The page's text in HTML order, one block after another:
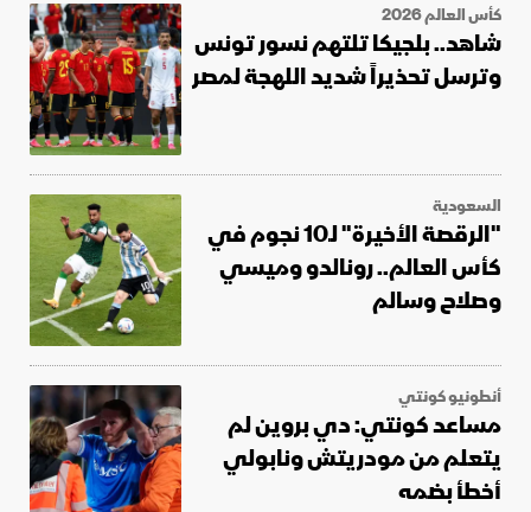
كأس العالم 2026
شاهد.. بلجيكا تلتهم نسور تونس
وترسل تحذيراً شديد اللهجة لمصر
السعودية
"الرقصة الأخيرة" لـ10 نجوم في
كأس العالم.. رونالدو وميسي
وصلاح وسالم
أنطونيو كونتي
مساعد كونتي: دي بروين لم
يتعلم من مودريتش ونابولي
أخطأ بضمه